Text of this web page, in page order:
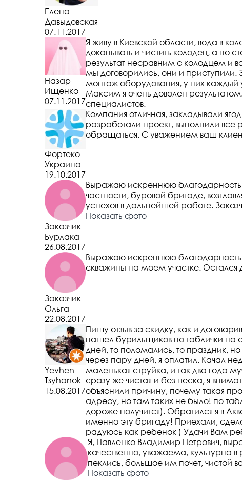
Елена
Давыдовская
07.11.2017
Назар
Ищенко
07.11.2017
Я живу в Киевской области, вода в
докапывать и чистить колодец, а по
результат несравним с колодцем и
мы договорились, они и приступили.
монтаж оборудования, у них каждый
Максим я очень доволен
специалистов.
Фортеко
Украина
19.10.2017
Компания отличная, закладывали
разработали проект, выполнили
обращаться. С уважением ваш
Заказчик
Бурлака
26.08.2017
Выражаю искреннюю благодарность
частности, буровой бригаде,
успехов в дальнейшей работе.
Показать фото
Заказчик
Ольга
22.08.2017
Выражаю искреннюю
скважины на моем участке. Остался
Yevhen
Tsyhanok
15.08.2017
Пишу отзыв за скидку, как и
нашел бурильщиков по таблички на
дней, то поломались, то праздник,
через пару дней, я оплатил. Качал
маленькая струйка, и так два года
сразу же чистая и без песка, я
объяснили причину, почему такая
адресу, но там таких не было! по
дороже получится). Обратился я в
именно эту бригаду! Приехали,
радуюсь как ребенок ) Удачи Вам
Я, Павленко Владимир Петрович,
качественно, уважаема, культурна
пеклись, большое им почет, чистой
Показать фото